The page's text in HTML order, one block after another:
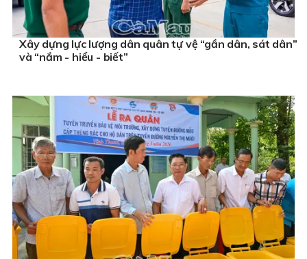
Xây dựng lực lượng dân quân tự vệ “gần dân, sát dân”
và “nắm - hiểu - biết”